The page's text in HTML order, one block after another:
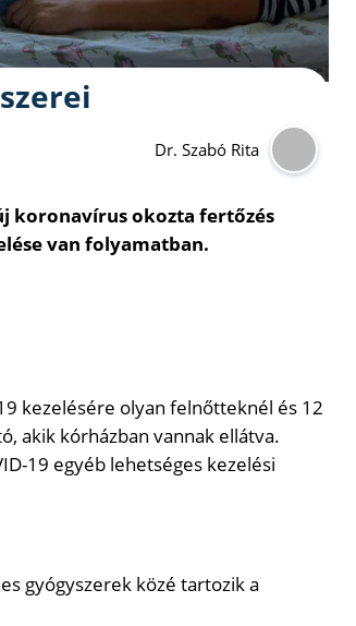
Dr. Szabó Rita
koronavírus okozta fertőzés
van folyamatban.
kezelésére olyan felnőtteknél és 12
akik kórházban vannak ellátva.
19 egyéb lehetséges kezelési
gyógyszerek közé tartozik a